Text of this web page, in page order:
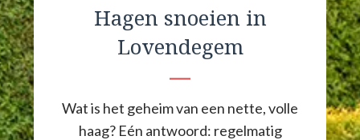
Hagen snoeien in
Lovendegem
Wat is het geheim van een nette, volle
haag? Eén antwoord: regelmatig